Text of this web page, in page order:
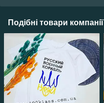
Подібні товари компанії